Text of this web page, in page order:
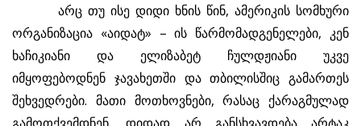
არც თუ ისე დიდი ხნის წინ, ამერიკის სომხური
ორგანიზაცია «აიდატ» – ის წარმომადგენელები, კენ
ხაჩიკიანი და ელიზაბეტ ჩულდჟიანი უკვე
იმყოფებოდნენ ჯავახეთში და თბილისშიც გამართეს
შეხვედრები. მათი მოთხოვნები, რასაც ქარაგმულად